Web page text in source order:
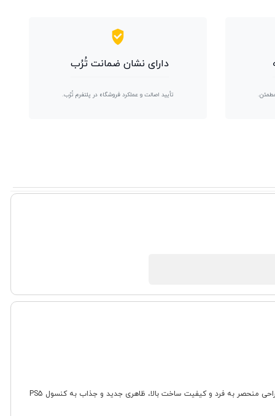
دارای نشان ضمانت تُرُب
تأیید اصالت و عملکرد فروشگاه در پلتفرم تُرُب.
را به شما معرفی می کنیم! این فیس پلیت با طراحی منحصر به فرد و کیفیت ساخت بالا، ظاهری جدید و جذاب به کنسول PS5